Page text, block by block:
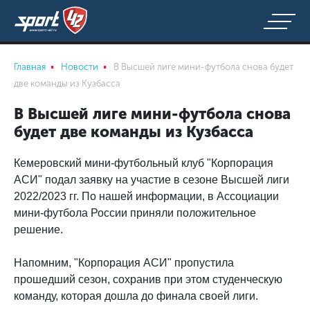
Главная Новости
В Высшей лиге мини-футбола снова будет
две команды из Кузбасса
В Высшей лиге мини-футбола снова
будет две команды из Кузбасса
Кемеровский мини-футбольный клуб "Корпорация
АСИ" подал заявку на участие в сезоне Высшей лиги
2022/2023 гг. По нашей информации, в Ассоциации
мини-футбола России приняли положительное
решение.
Напомним, "Корпорация АСИ" пропустила
прошедший сезон, сохранив при этом студенческую
команду, которая дошла до финала своей лиги.